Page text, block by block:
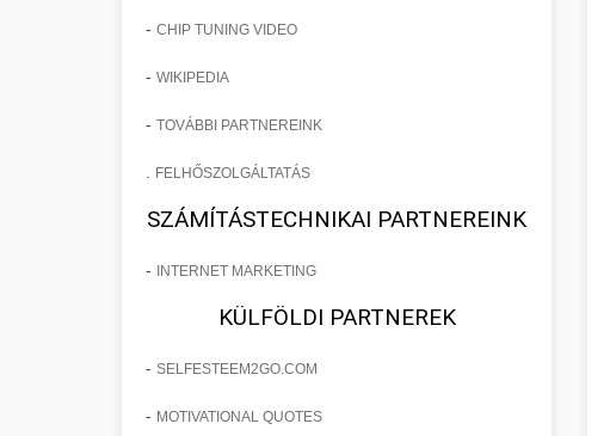
- CHIP TUNING VIDEO
- WIKIPEDIA
- TOVÁBBI PARTNEREINK
FELHŐSZOLGÁLTATÁS
SZÁMÍTÁSTECHNIKAI PARTNEREINK
- INTERNET MARKETING
KÜLFÖLDI PARTNEREK
- SELFESTEEM2GO.COM
- MOTIVATIONAL QUOTES